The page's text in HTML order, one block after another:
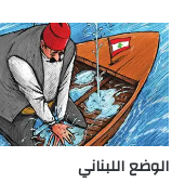
الوضع اللبناني